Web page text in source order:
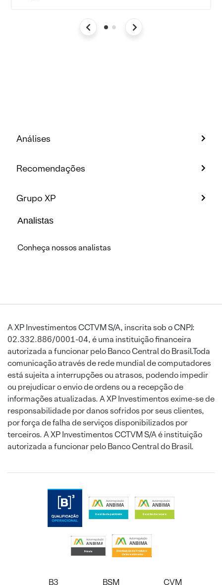
Análises
Recomendações
Grupo XP
Analistas
Conheça nossos analistas
A XP Investimentos CCTVM S/A, inscrita sob o CNPJ:
02.332.886/0001-04, é uma instituição financeira
autorizada a funcionar pelo Banco Central do Brasil.Toda
comunicação através de rede mundial de computadores
está sujeita a interrupções ou atrasos, podendo impedir
ou prejudicar o envio de ordens ou a recepção de
informações atualizadas. A XP Investimentos exime-se de
responsabilidade por danos sofridos por seus clientes,
por força de falha de serviços disponibilizados por
terceiros. A XP Investimentos CCTVM S/A é instituição
autorizada a funcionar pelo Banco Central do Brasil.
B3 BSM CVM